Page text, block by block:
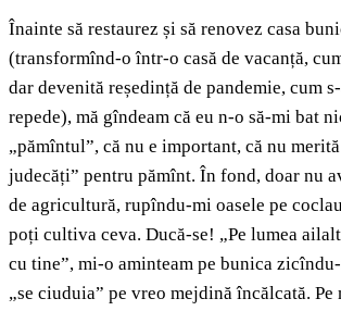
Înainte să restaurez și să renovez casa
(transformînd-o într-o casă de vacanță,
dar devenită reședință de pandemie, cum
repede), mă gîndeam că eu n-o să-mi bat
„pămîntul”, că nu e important, că nu
judecăți” pentru pămînt. În fond, doar nu
de agricultură, rupîndu-mi oasele pe
poți cultiva ceva. Ducă-se! „Pe lumea
cu tine”, mi-o aminteam pe bunica
„se ciuduia” pe vreo mejdină încălcată. Pe